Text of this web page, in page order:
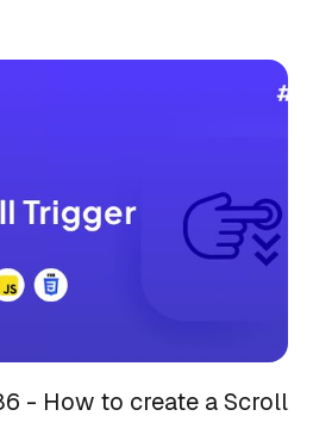
- How to create a Scroll